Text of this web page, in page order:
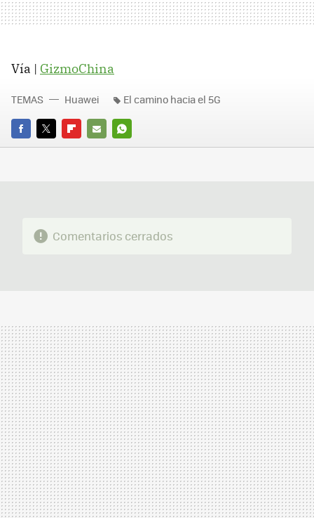
Vía | GizmoChina
FACEBOOK
TWITTERFLIPBOARD
E-
WHATSAPP
TEMAS Huawei El camino hacia el 5G
Comentarios cerrados